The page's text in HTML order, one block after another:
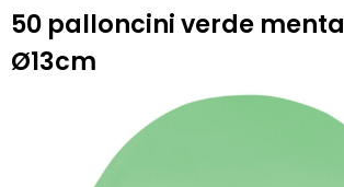
50 palloncini verde
Ø13cm